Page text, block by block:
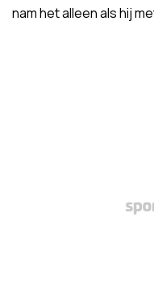
nam het alleen als hij